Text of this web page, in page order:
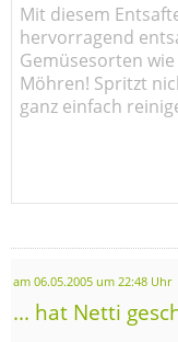
Mit diesem
hervorragend
Gemüsesorten
Möhren! Spritzt
ganz einfach
am 06.05.2005 um 22:48 Uhr
... hat Netti